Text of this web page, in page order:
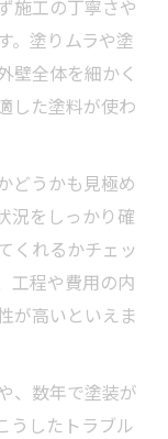
施工の丁寧さや
。塗りムラや塗
壁全体を細かく
した塗料が使わ
どうかも見極め
況をしっかり確
くれるかチェッ
工程や費用の内
が高いといえま
、数年で塗装が
うしたトラブル